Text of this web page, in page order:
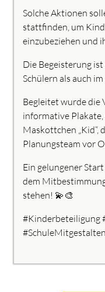
Solche Aktionen
stattfinden, um
einzubeziehen und
Die Begeisterung
Schülern als auch
Begleitet wurde die
informative
Maskottchen „Kid“,
Planungsteam vor
Ein gelungener
dem
stehen! 💫🎨
#Kinderbeteiligung